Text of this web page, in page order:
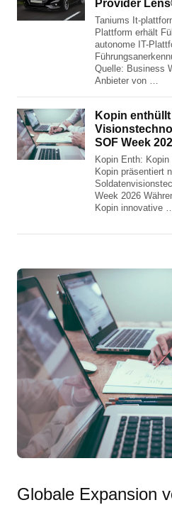
Provider
Taniums It-
Plattform erhält
autonome IT-
Quelle: Business
Anbieter von …
Kopin
SOF Week
Kopin Enth:
Kopin präsentiert
Week 2026
Kopin innovative
Globale Expansion